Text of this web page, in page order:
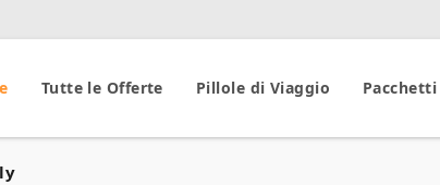
Tutte le Offerte Pillole di Viaggio Pacchetti